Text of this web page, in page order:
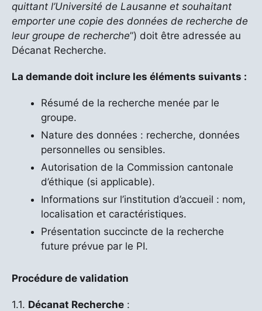
quittant l’Université de Lausanne et souhaitant
emporter une copie des données de recherche de
leur groupe de recherche”) doit être adressée au
Décanat Recherche.
La demande doit inclure les éléments suivants :
Résumé de la recherche menée par le
groupe.
Nature des données : recherche, données
personnelles ou sensibles.
Autorisation de la Commission cantonale
d’éthique (si applicable).
Informations sur l’institution d’accueil : nom,
localisation et caractéristiques.
Présentation succincte de la recherche
future prévue par le PI.
Procédure de validation
1.1. Décanat Recherche :